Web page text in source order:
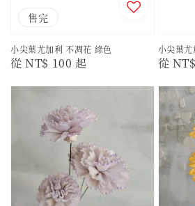
售完
小尖葉尤加利 不凋花 綠色
Regular
從NT$ 100 起
小尖葉
從